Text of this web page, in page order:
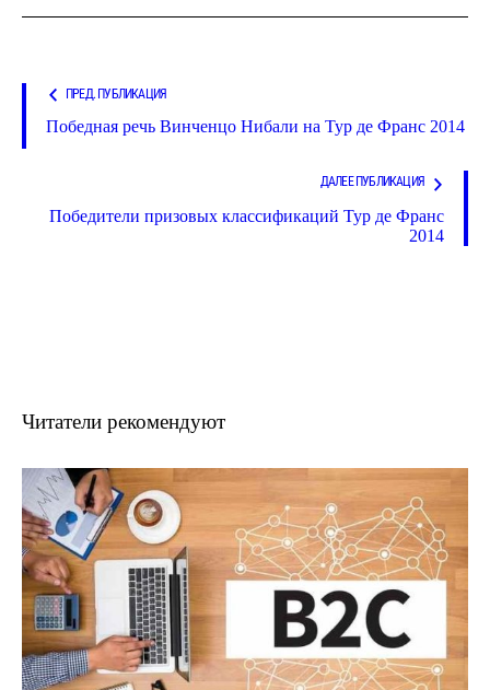
ПРЕД. ПУБЛИКАЦИЯ
Победная речь Винченцо Нибали на Тур де Франс 2014
ДАЛЕЕ ПУБЛИКАЦИЯ
Победители призовых классификаций Тур де Франс
2014
Читатели рекомендуют